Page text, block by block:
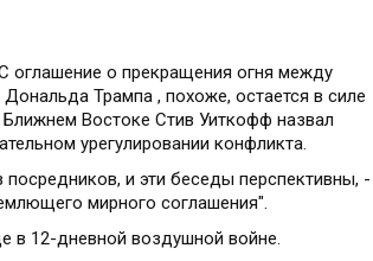
о прекращения огня между
Трампа , похоже, остается в силе
Востоке Стив Уиткофф назвал
урегулировании конфликта.
и эти беседы перспективны, -
мирного соглашения".
в 12-дневной воздушной войне.